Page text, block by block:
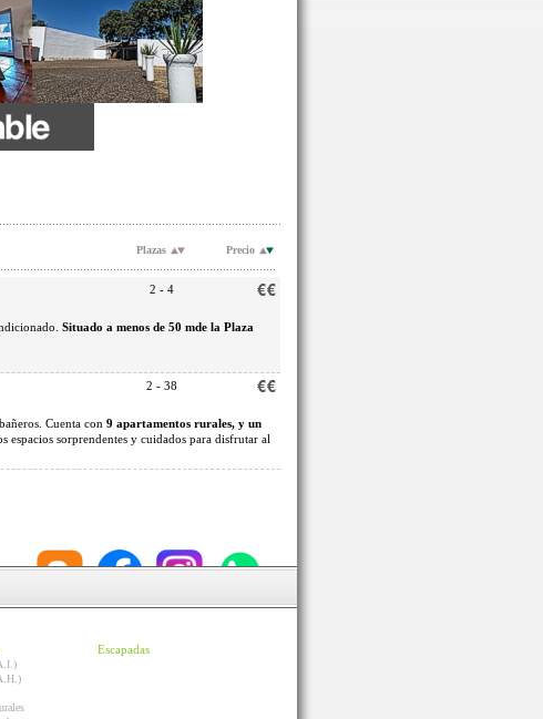
Plazas Precio
2 - 4
Situado a menos de 50 mde la Plaza
2 - 38
Cuenta con 9 apartamentos rurales, y un
sorprendentes y cuidados para disfrutar al
Escapadas